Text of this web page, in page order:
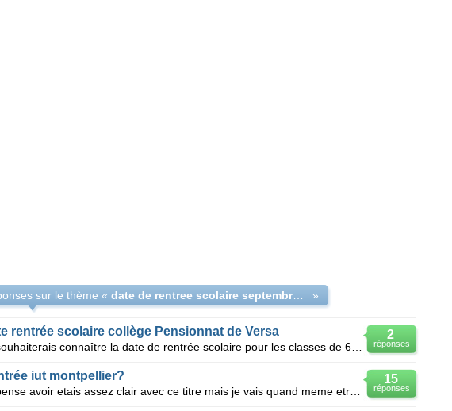
sur le thème « date de rentree scolaire septembre 2015 »
2
réponses
rentrée scolaire collège Pensionnat de Versa
Je souhaiterais connaître la date de rentrée scolaire pour les classes de 6ème du Pensionnat de Vers
15
réponses
iut montpellier?
Je pense avoir etais assez clair avec ce titre mais je vais quand meme etre plus précis: je souhaite